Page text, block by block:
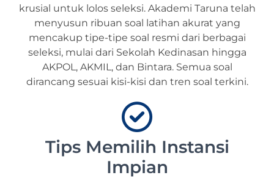
krusial untuk lolos seleksi. Akademi Taruna telah
menyusun ribuan soal latihan akurat yang
mencakup tipe-tipe soal resmi dari berbagai
seleksi, mulai dari Sekolah Kedinasan hingga
AKPOL, AKMIL, dan Bintara. Semua soal
dirancang sesuai kisi-kisi dan tren soal terkini.
Tips Memilih Instansi
Impian